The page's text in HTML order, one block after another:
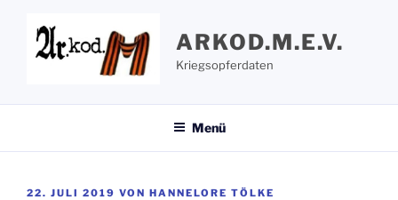
springen
ARKOD.M.E.V.
Kriegsopferdaten
Menü
VERÖFFENTLICHT
22. JULI 2019 VON HANNELORE TÖLKE